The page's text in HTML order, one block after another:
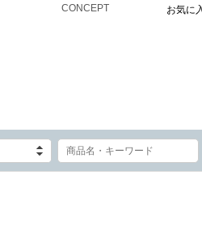
CONCEPT お気に